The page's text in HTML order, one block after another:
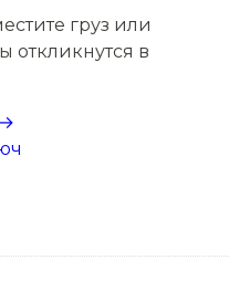
груз или
откликнутся в